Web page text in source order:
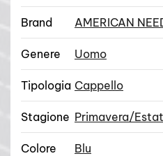
Brand AMERICAN
Genere Uomo
Tipologia Cappello
Stagione Primavera/
Colore Blu